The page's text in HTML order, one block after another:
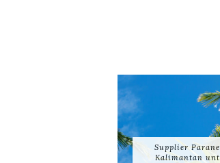
Supplier
Kalimantan